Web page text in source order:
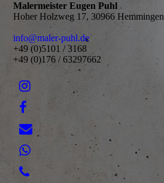
Malermeister Eugen Puhl
Hoher Holzweg 17, 30966 Hemmingen
info@maler-puhl.de
+49 (0)5101 / 3168
+49 (0)176 / 63297662